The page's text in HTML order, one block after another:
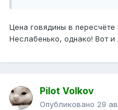
Цена говядины в
Неслабенько, однако! Вот
Pilot Volkov
Опубликовано 29